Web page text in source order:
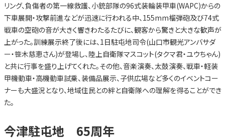
リング、負傷者の第一線救護、小銃部隊の96式装輪装甲車(WAPC)からの
下車展開・攻撃前進などが迅速に行われる中、155mm榴弾砲及び74式
戦車の空砲の音が大きく響きわたるたびに、観客から驚きと大きな歓声が
上がった。訓練展示終了後には、1日駐屯地司令(山口市観光アンバサダ
ー・笹木慈恵さん)が登場し、陸上自衛隊マスコット(タクマ君・ユウちゃん)
と共に行事を盛り上げてくれた。その他、音楽演奏、太鼓演奏、戦車・軽装
甲機動車・高機動車試乗、装備品展示、子供広場など多くのイベントコー
ナーも大盛況となり、地域住民との絆と自衛隊への理解を得ることができ
た。
今津駐屯地 65周年